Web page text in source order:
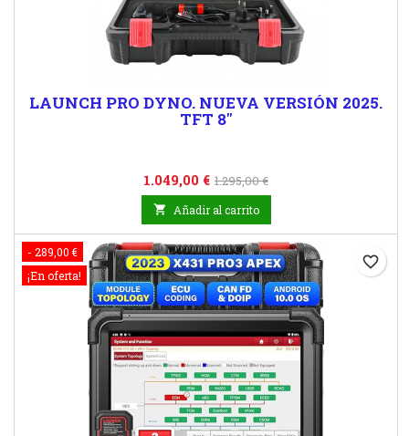
LAUNCH PRO DYNO. NUEVA VERSIÓN 2025.
TFT 8"
Precio
1.049,00 € Precio
base
1.295,00 €
 Añadir al carrito
- 289,00 €
¡En oferta!
favorite_border